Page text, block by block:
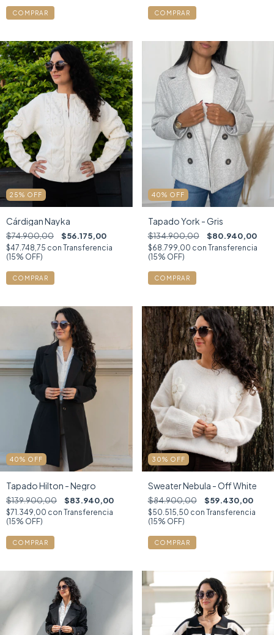
COMPRAR COMPRAR
25% OFF
Cárdigan Nayka
$74.900,00 $56.175,00
$47.748,75 con Transferencia
(15% OFF)
COMPRAR
40% OFF
Tapado York - Gris
$134.900,00 $80.940,00
$68.799,00 con Transferencia
(15% OFF)
COMPRAR
40% OFF
Tapado Hilton - Negro
$139.900,00 $83.940,00
$71.349,00 con Transferencia
(15% OFF)
COMPRAR
30% OFF
Sweater Nebula - Off White
$84.900,00 $59.430,00
$50.515,50 con Transferencia
(15% OFF)
COMPRAR